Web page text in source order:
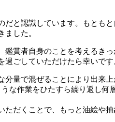
と認識しています。もとも
した。
賞者自身のことを考えるき
ごしていただけたら幸いです
量で混ぜることにより出来
作業をひたすら繰り返し何
だくことで、もっと油絵や